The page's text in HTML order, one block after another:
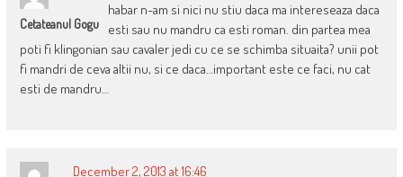
Cetateanul Gogu
habar n-am si nici nu stiu daca ma intereseaza daca
esti sau nu mandru ca esti roman. din partea mea
poti fi klingonian sau cavaler jedi cu ce se schimba situaita? unii pot
fi mandri de ceva altii nu, si ce daca…important este ce faci, nu cat
esti de mandru…
December 2, 2013 at 16:46